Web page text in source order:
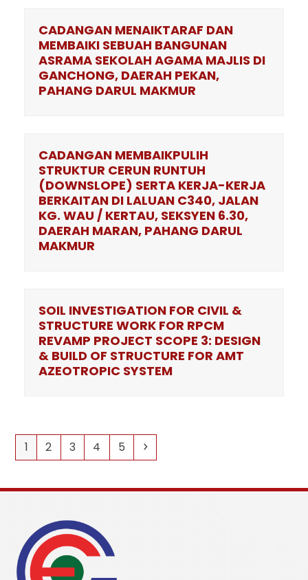
CADANGAN MENAIKTARAF DAN
MEMBAIKI SEBUAH BANGUNAN
ASRAMA SEKOLAH AGAMA MAJLIS DI
GANCHONG, DAERAH PEKAN,
PAHANG DARUL MAKMUR
CADANGAN MEMBAIKPULIH
STRUKTUR CERUN RUNTUH
(DOWNSLOPE) SERTA KERJA-KERJA
BERKAITAN DI LALUAN C340, JALAN
KG. WAU / KERTAU, SEKSYEN 6.30,
DAERAH MARAN, PAHANG DARUL
MAKMUR
SOIL INVESTIGATION FOR CIVIL &
STRUCTURE WORK FOR RPCM
REVAMP PROJECT SCOPE 3: DESIGN
& BUILD OF STRUCTURE FOR AMT
AZEOTROPIC SYSTEM
1 2 3 4 5